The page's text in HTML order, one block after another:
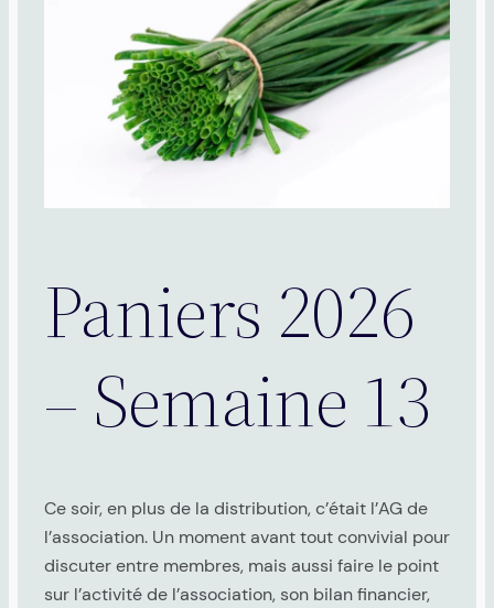
Paniers 2026
– Semaine 13
Ce soir, en plus de la distribution, c’était l’AG de
l’association. Un moment avant tout convivial pour
discuter entre membres, mais aussi faire le point
sur l’activité de l’association, son bilan financier,